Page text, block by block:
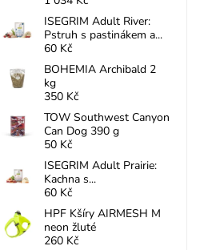
ISEGRIM Adult River:
Pstruh s pastinákem a...
60 Kč
BOHEMIA Archibald 2
kg
350 Kč
TOW Southwest Canyon
Can Dog 390 g
50 Kč
ISEGRIM Adult Prairie:
Kachna s...
60 Kč
HPF Kšíry AIRMESH M
neon žluté
260 Kč